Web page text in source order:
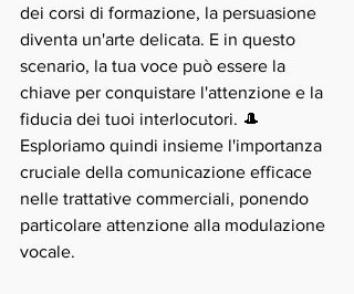
dei corsi di formazione, la persuasione
diventa un'arte delicata. E in questo
scenario, la tua voce può essere la
chiave per conquistare l'attenzione e la
fiducia dei tuoi interlocutori. 🎩
Esploriamo quindi insieme l'importanza
cruciale della comunicazione efficace
nelle trattative commerciali, ponendo
particolare attenzione alla modulazione
vocale.